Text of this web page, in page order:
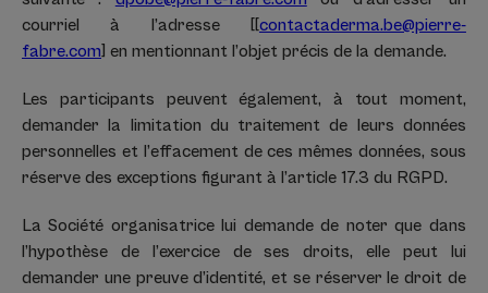
courriel à l’adresse [[contactaderma.be@pierre-
fabre.com] en mentionnant l’objet précis de la demande.
Les participants peuvent également, à tout moment,
demander la limitation du traitement de leurs données
personnelles et l’effacement de ces mêmes données, sous
réserve des exceptions figurant à l’article 17.3 du RGPD.
La Société organisatrice lui demande de noter que dans
l’hypothèse de l’exercice de ses droits, elle peut lui
demander une preuve d’identité, et se réserver le droit de